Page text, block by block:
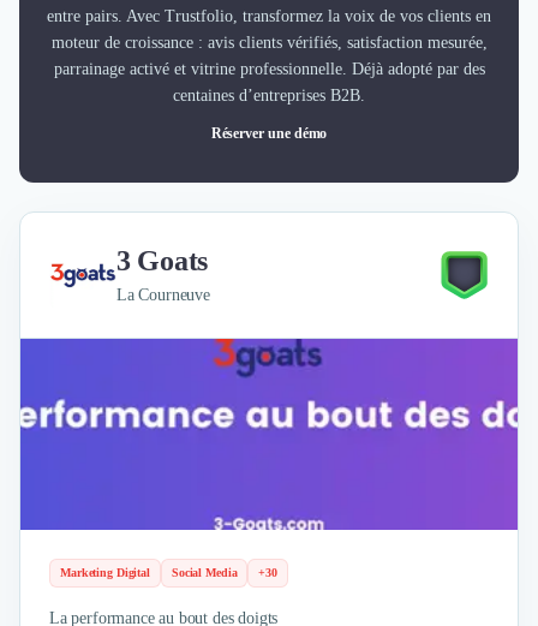
entre pairs. Avec Trustfolio, transformez la voix de vos clients en
moteur de croissance : avis clients vérifiés, satisfaction mesurée,
parrainage activé et vitrine professionnelle. Déjà adopté par des
centaines d’entreprises B2B.
Réserver une démo
3 Goats
La Courneuve
Marketing Digital Social Media +30
La performance au bout des doigts